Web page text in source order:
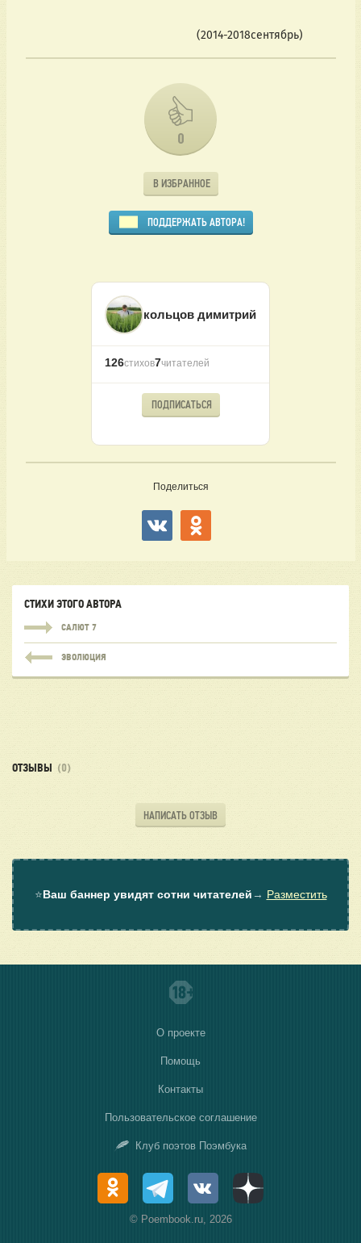
                                                     (2014-2018сентябрь)
0
В ИЗБРАННОЕ
ПОДДЕРЖАТЬ АВТОРА!
кольцов димитрий
126стихов7читателей
ПОДПИСАТЬСЯ
Поделиться
СТИХИ ЭТОГО АВТОРА
САЛЮТ 7
ЭВОЛЮЦИЯ
ОТЗЫВЫ (0)
НАПИСАТЬ ОТЗЫВ
⭐Ваш баннер увидят сотни читателей → Разместить
О проекте
Помощь
Контакты
Пользовательское соглашение
Клуб поэтов Поэмбука
© Poembook.ru, 2026